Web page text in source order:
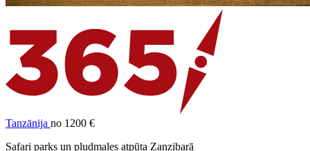
Tanzānija no 1200 €
Safari parks un pludmales atpūta Zanzibarā